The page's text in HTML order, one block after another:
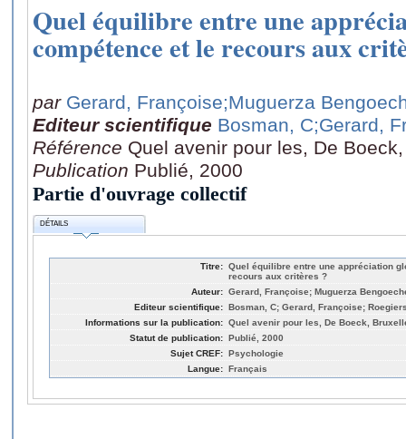
Quel équilibre entre une
compétence et le recours aux
par Gerard, Françoise;Muguerza
Editeur scientifique Bosman, C;Gerard,
Référence Quel avenir pour les, De
Publication Publié, 2000
Partie d'ouvrage collectif
DÉTAILS
Titre: Quel équilibre entre une appréciation
recours aux critères ?
Auteur: Gerard, Françoise; Muguerza
Editeur scientifique: Bosman, C; Gerard, Françoise;
Informations sur la publication: Quel avenir pour les, De Boeck,
Statut de publication: Publié, 2000
Sujet CREF: Psychologie
Langue: Français